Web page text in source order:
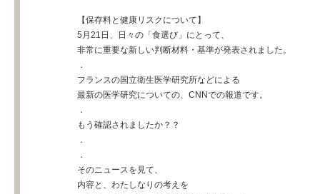
【保存料と健康リスクについて】
5月21日、日々の「食選び」にとって、
非常に重要な新しい判断材料・基準が発表されました。
．
フランスの国立衛生医学研究所などによる
最新の医学研究についての、CNNでの報道です。
．
もう確認されましたか？？
．
．
そのニュースを見て、
内容と、わたしなりの考えを